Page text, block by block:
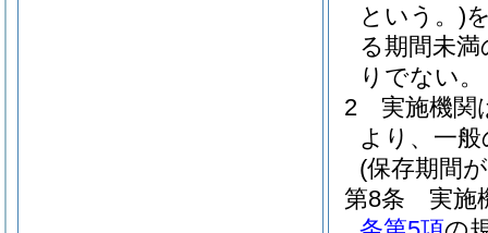
という。)
る期間未
りでない。
2
実施機関
より、一
(保存期間
第8条
実施